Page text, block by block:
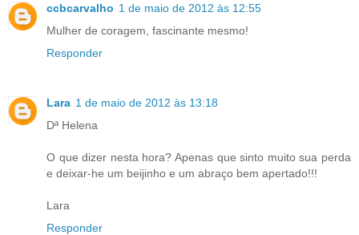
ccbcarvalho 1 de maio de 2012 às 12:55
Mulher de coragem, fascinante mesmo!
Responder
Lara 1 de maio de 2012 às 13:18
Dª Helena
O que dizer nesta hora? Apenas que sinto muito sua perda
e deixar-he um beijinho e um abraço bem apertado!!!
Lara
Responder